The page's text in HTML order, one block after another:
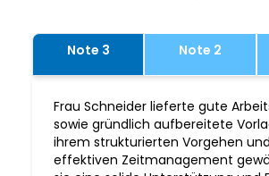
Note 3 Note 2
Frau Schneider lieferte gute
sowie gründlich aufbereitete
ihrem strukturierten Vorgehen
effektiven Zeitmanagement